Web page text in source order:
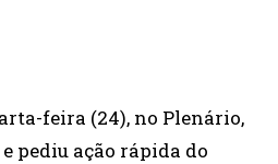
feira (24), no Plenário,
pediu ação rápida do